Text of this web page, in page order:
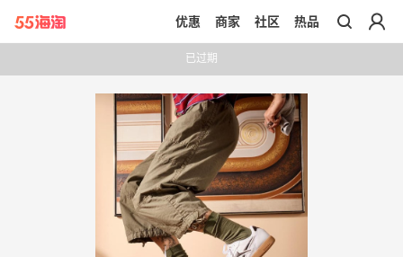
带你去官网买正品
优惠 商家 社区 热品
已过期